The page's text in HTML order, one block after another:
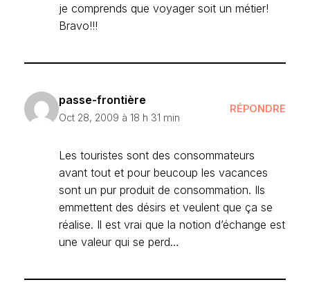
je comprends que voyager soit un métier!
Bravo!!!
passe-frontière
Oct 28, 2009 à 18 h 31 min
RÉPONDRE
Les touristes sont des consommateurs
avant tout et pour beucoup les vacances
sont un pur produit de consommation. Ils
emmettent des désirs et veulent que ça se
réalise. Il est vrai que la notion d’échange est
une valeur qui se perd…